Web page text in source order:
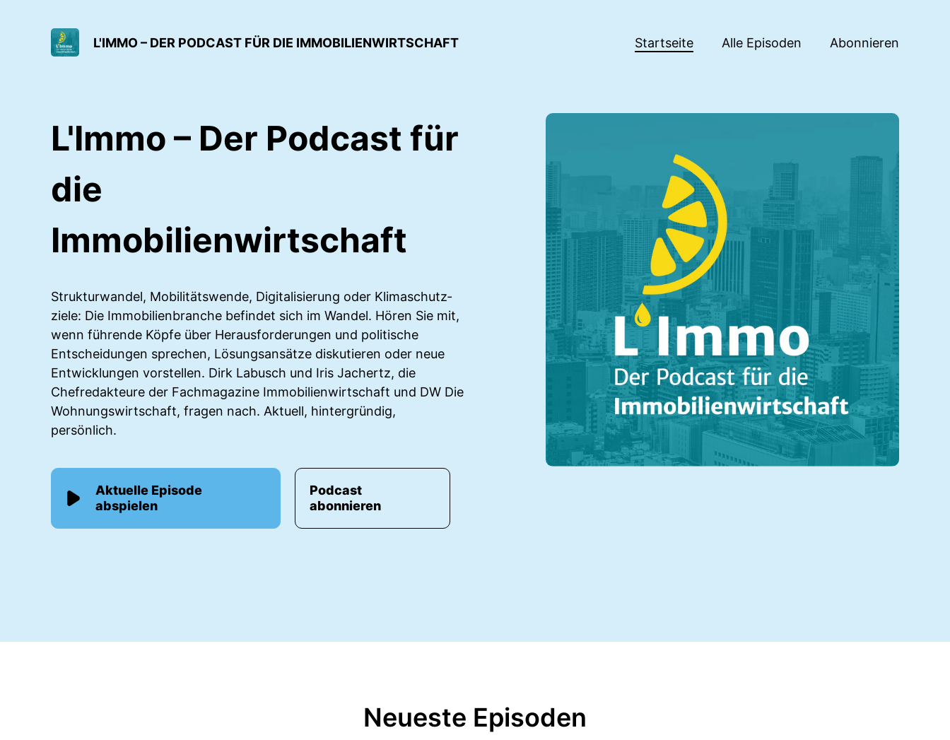
L'IMMO – DER PODCAST FÜR DIE IMMOBILIENWIRTSCHAFT Startseite Alle Episoden Abonnieren
L'Immo – Der Podcast für
die
Immobilienwirtschaft
Strukturwandel, Mobilitätswende, Digitalisierung oder Klimaschutz­
ziele: Die Immobilienbranche befindet sich im Wandel. Hören Sie mit,
wenn führende Köpfe über Herausforderungen und politische
Entscheidungen sprechen, Lösungs­ansätze diskutieren oder neue
Entwicklungen vorstellen. Dirk Labusch und Iris Jachertz, die
Chefredakteure der Fachmagazine Immobilienwirtschaft und DW Die
Wohnungswirtschaft, fragen nach. Aktuell, hintergründig,
persönlich.
Aktuelle Episode
abspielen
Podcast
abonnieren
Neueste Episoden